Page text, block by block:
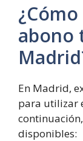
abono
En Madrid,
para utilizar
disponibles: